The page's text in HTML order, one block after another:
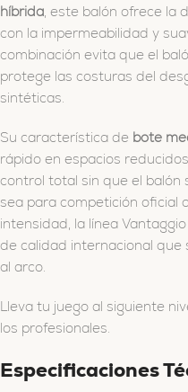
híbrida, este balón ofrece la
con la impermeabilidad y
combinación evita que el
protege las costuras del
sintéticas.
Su característica de bote
rápido en espacios
control total sin que el balón
sea para competición oficial
intensidad, la línea
de calidad internacional que
al arco.
Lleva tu juego al siguiente
los profesionales.
Especificaciones